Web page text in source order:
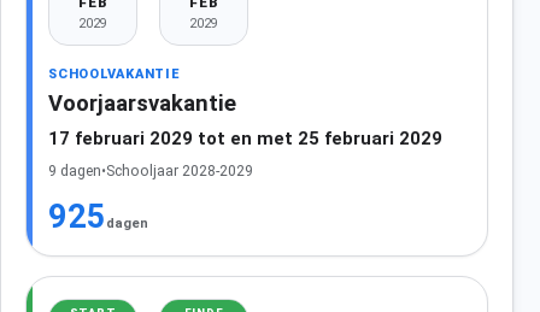
2029 2029
SCHOOLVAKANTIE
Voorjaarsvakantie
17 februari 2029 tot en met 25 februari 2029
9 dagen•Schooljaar 2028-2029
925 dagen